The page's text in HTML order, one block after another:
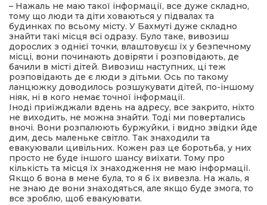
– Нажаль не маю такої інформації, все дуже складно,
тому що люди та діти ховаються у підвалах та
будинках по всьому місту. У Бахмуті дуже складно
знайти такі місця всі одразу. Було таке, вивозиш
дорослих з однієї точки, влаштовуєш їх у безпечному
місці, вони починають довіряти і розповідають, де
бачили в місті дітей. Вивозиш наступних, ці теж
розповідають де є люди з дітьми. Ось по такому
ланцюжку доводилось розшукувати дітей, по-іншому
ніяк, ні в кого немає точної інформації.
Іноді приїжджали вдень на адресу, все закрито, ніхто
не виходить, не можна знайти. Тоді ми повертались
вночі. Вони розпалюють буржуйки, і видно звідки йде
дим, десь маленьке світло. Так знаходили та
евакуювали цивільних. Кожен раз це боротьба, у них
просто не буде іншого шансу виїхати. Тому про
кількість та місця їх знаходження не маю інформації.
Якщо б вона в мене була, то я б їх вивезла. На жаль, я
не знаю де вони знаходяться, але якщо буде змога, то
все зроблю, щоб евакуювати.